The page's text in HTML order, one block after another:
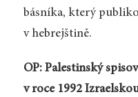
básníka, který
v hebrejštině.
OP: Palestinský
v roce 1992